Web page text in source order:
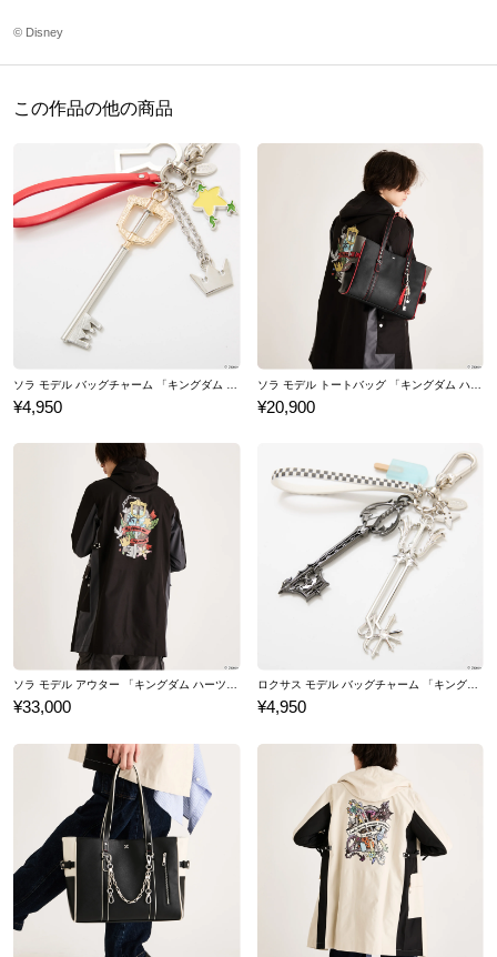
※SuperGroupiesサイト上でご購入の方には、商品1点につき発売ア
素材／ 本体：合成皮革 プリント・裏地：ポリエステル 付属金属：亜鉛合金
© Disney
この作品の他の商品
¥4,950
ソラ モデル トートバッグ 「キングダム ハーツ」シリーズ
¥20,900
ソラ モデル アウター 「キングダム ハーツ」シリーズ
¥33,000
ロクサス モデル バッグチャーム 「キングダム ハーツ」シリーズ
¥4,950